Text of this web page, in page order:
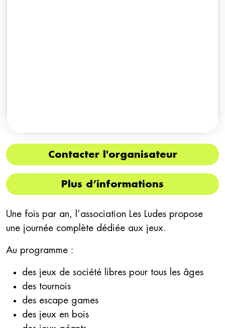
Une fois par an, l’association Les Ludes propose
une journée complète dédiée aux jeux.
Au programme :
des jeux de société libres pour tous les âges
des tournois
des escape games
des jeux en bois
Contacter l'organisateur
Plus d’informations